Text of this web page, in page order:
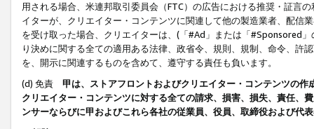
用される場合、米連邦取引委員会（FTC）の広告における推奨・証言
イターが、クリエイター・コンテンツに関連して他の製造業者、配信
を受け取った場合、クリエイターは、(「#Ad」または「#Sponsored
り決めに関する全ての適用ある法律、政省令、規則、規制、命令、許
を、開示に関連するものを含めて、遵守する責任も負います。
(d) 免責 甲は、ストアフロントおよびクリエイター・コンテンツの
クリエイター・コンテンツに対する全ての請求、損害、損失、責任、
ンサーならびに甲およびこれら各社の従業員、役員、取締役および代